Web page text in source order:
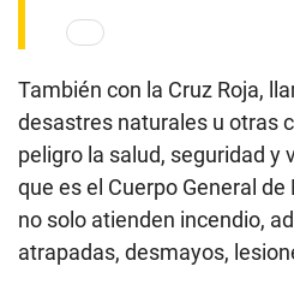
También con la Cruz Roja,
desastres naturales u otras
peligro la salud, seguridad y
que es el Cuerpo General
no solo atienden incendio,
atrapadas, desmayos,